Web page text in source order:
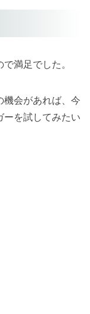
満足でした。
機会があれば、今
ーを試してみたい